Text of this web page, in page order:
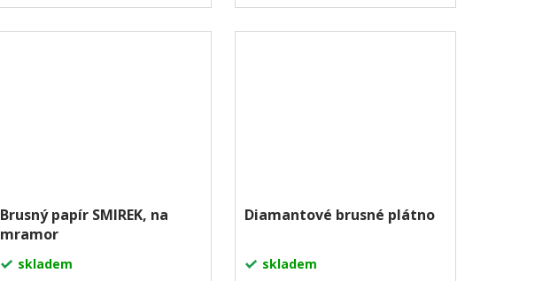
Brusný papír SMIREK, na
mramor
skladem
Diamantové brusné plátno
skladem